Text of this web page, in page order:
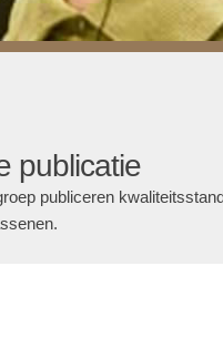
publicatie
publiceren